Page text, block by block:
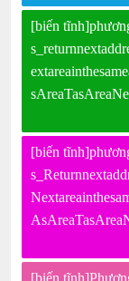
[biến
[biến